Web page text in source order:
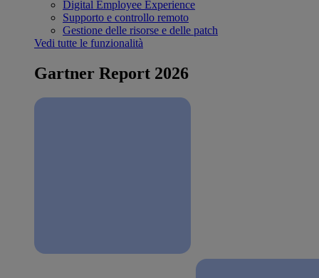
Digital Employee Experience
Supporto e controllo remoto
Gestione delle risorse e delle patch
Vedi tutte le funzionalità
Gartner Report 2026